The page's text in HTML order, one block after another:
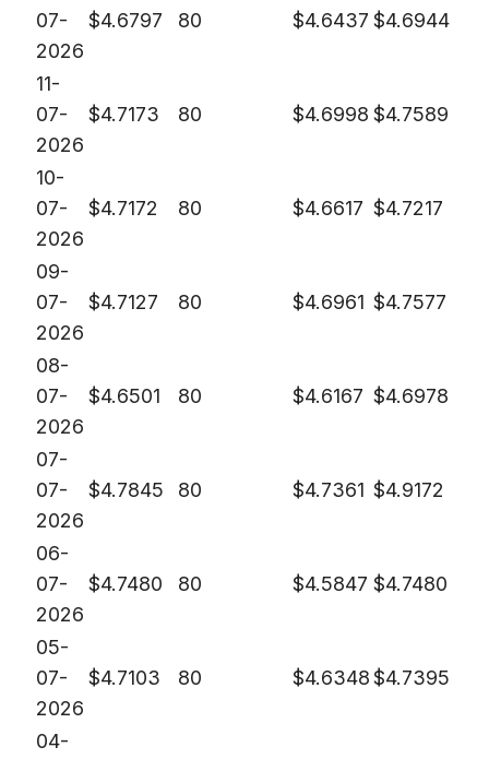
07-
2026
$4.6797 80 $4.6437 $4.6944
11-
07-
2026
$4.7173 80 $4.6998 $4.7589
10-
07-
2026
$4.7172 80 $4.6617 $4.7217
09-
07-
2026
$4.7127 80 $4.6961 $4.7577
08-
07-
2026
$4.6501 80 $4.6167 $4.6978
07-
07-
2026
$4.7845 80 $4.7361 $4.9172
06-
07-
2026
$4.7480 80 $4.5847 $4.7480
05-
07-
2026
$4.7103 80 $4.6348$4.7395
04-